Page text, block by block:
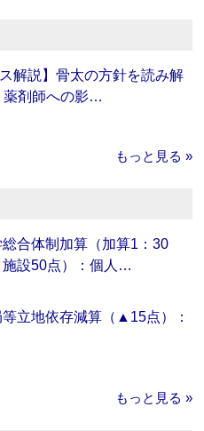
解説】骨太の方針を読み解
薬剤師への影…
もっと見る »
総合体制加算（加算1：30
施設50点）：個人…
等立地依存減算（▲15点）：
もっと見る »